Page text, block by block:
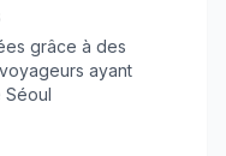
grâce à des
ayant
Séoul